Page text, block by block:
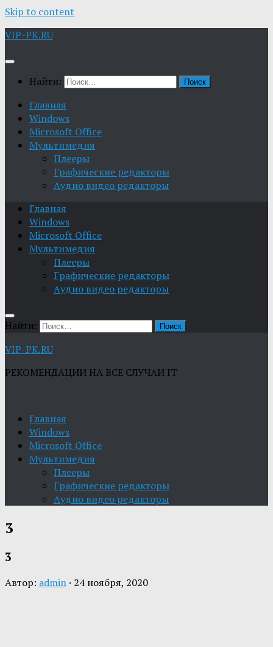
Skip to content
VIP-PK.RU
Найти:
Главная
Windows
Microsoft Office
Мультимедия
Плееры
Графические редакторы
Aудио видео редакторы
Главная
Windows
Microsoft Office
Мультимедия
Плееры
Графические редакторы
Aудио видео редакторы
Найти:
VIP-PK.RU
РЕКОМЕНДАЦИИ НА ВСЕ СЛУЧАИ IT
Главная
Windows
Microsoft Office
Мультимедия
Плееры
Графические редакторы
Aудио видео редакторы
3
3
Автор: admin · 24 ноября, 2020